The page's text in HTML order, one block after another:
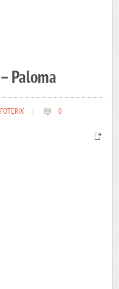
Paloma
FOTERIX 0